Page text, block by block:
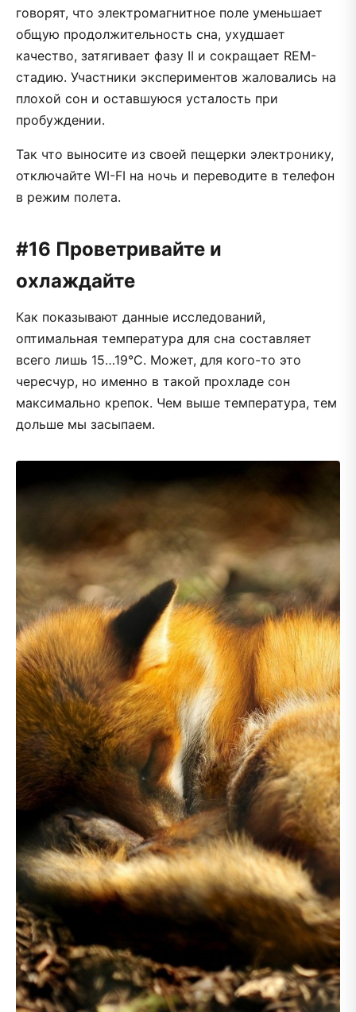
говорят, что электромагнитное поле уменьшает
общую продолжительность сна, ухудшает
качество, затягивает фазу II и сокращает REM-
стадию. Участники экспериментов жаловались на
плохой сон и оставшуюся усталость при
пробуждении.
Так что выносите из своей пещерки электронику,
отключайте WI-FI на ночь и переводите в телефон
в режим полета.
#16 Проветривайте и
охлаждайте
Как показывают данные исследований,
оптимальная температура для сна составляет
всего лишь 15…19°C. Может, для кого-то это
чересчур, но именно в такой прохладе сон
максимально крепок. Чем выше температура, тем
дольше мы засыпаем.